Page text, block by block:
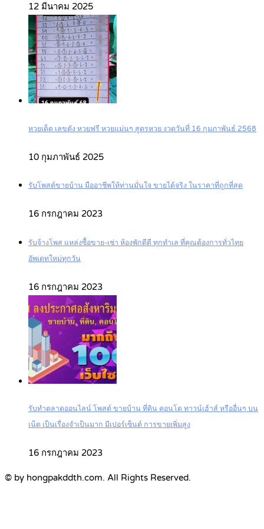
12 มีนาคม 2025
หวยเด็ด เลขดัง หวยฟรี หวยแม่นๆ สูตรหวย งวดวันที่ 16 กุมภาพันธ์ 2568
10 กุมภาพันธ์ 2025
รับโพสต์ขายบ้าน มืออาชีพให้ท่านมั่นใจ ขายได้จริง ในราคาที่ถูกที่สุด
16 กรกฎาคม 2023
รับจ้างโพส แหล่งซื้อขาย-เช่า ห้องพักดีดี ทุกทำเล ที่คุณต้องการทั่วไทย
อัพเดทใหม่ทุกวัน
16 กรกฎาคม 2023
รับทำตลาดออนไลน์ โพสต์ ขายบ้าน ที่ดิน คอนโด ทาวน์เฮ้าส์ หรืออื่นๆ บน
เน็ต เป็นเรื่องจำเป็นมาก มีเปอร์เซ็นต์ การขายเพิ่มสูง
16 กรกฎาคม 2023
© by hongpakddth.com. All Rights Reserved.